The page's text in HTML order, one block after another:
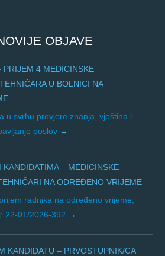
OBJAVE
PRIJEM 4 MEDICINSKE
U BOLNICI NA
u svrhu provjere znanja, vještina i
poslov
– MEDICINSKE
NA ODREĐENO VRIJEME
radnika na određeno vrijeme,
22-01/2026-392
KANDIDATU – PRVOSTUPNIK/CA